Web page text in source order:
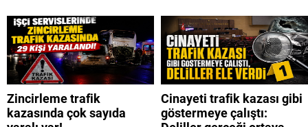
Zincirleme trafik
kazasında çok sayıda
Cinayeti trafik kazası gibi
göstermeye çalıştı: